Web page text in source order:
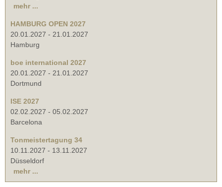
mehr ...
HAMBURG OPEN 2027
20.01.2027 - 21.01.2027
Hamburg
boe international 2027
20.01.2027 - 21.01.2027
Dortmund
ISE 2027
02.02.2027 - 05.02.2027
Barcelona
Tonmeistertagung 34
10.11.2027 - 13.11.2027
Düsseldorf
mehr ...